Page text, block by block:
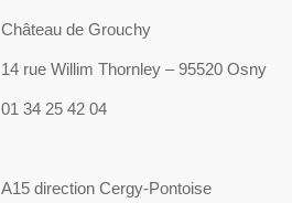
Château de Grouchy
14 rue Willim Thornley – 95520 Osny
01 34 25 42 04
A15 direction Cergy-Pontoise